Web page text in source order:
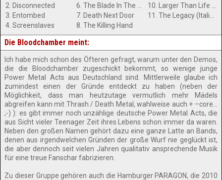
2. Disconnected
3. Entombed
4. Screenslaves
7. Death Next Door
8. The Killing Hand
Die Bloodchamber meint:
Ich habe mich schon des Öfteren gefragt, warum unter den Demos,
die die Bloodchamber zugeschickt bekommt, so wenige junge
Power Metal Acts aus Deutschland sind. Mittlerweile glaube ich
zumindest einen der Gründe entdeckt zu haben (neben der
Möglichkeit, dass man heutzutage vermutlich mehr Mädels
abgreifen kann mit Thrash / Death Metal, wahlweise auch + –core…
;-) ): es gibt immer noch unzählige deutsche Power Metal Acts, die
aus Sicht vieler Teenager Zeit ihres Lebens schon immer da waren.
Neben den großen Namen gehört dazu eine ganze Latte an Bands,
denen aus irgendwelchen Gründen der große Wurf nie geglückt ist,
die aber dennoch seit vielen Jahren qualitativ ansprechende Musik
für eine treue Fanschar fabrizieren.
Zu dieser Gruppe gehören auch die Hamburger PARAGON, die 2010